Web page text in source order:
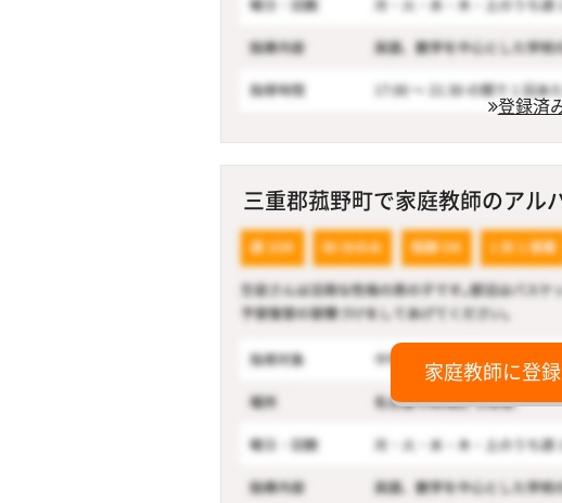
登録済
三重郡菰野町で家庭教師のアル
家庭教師に登